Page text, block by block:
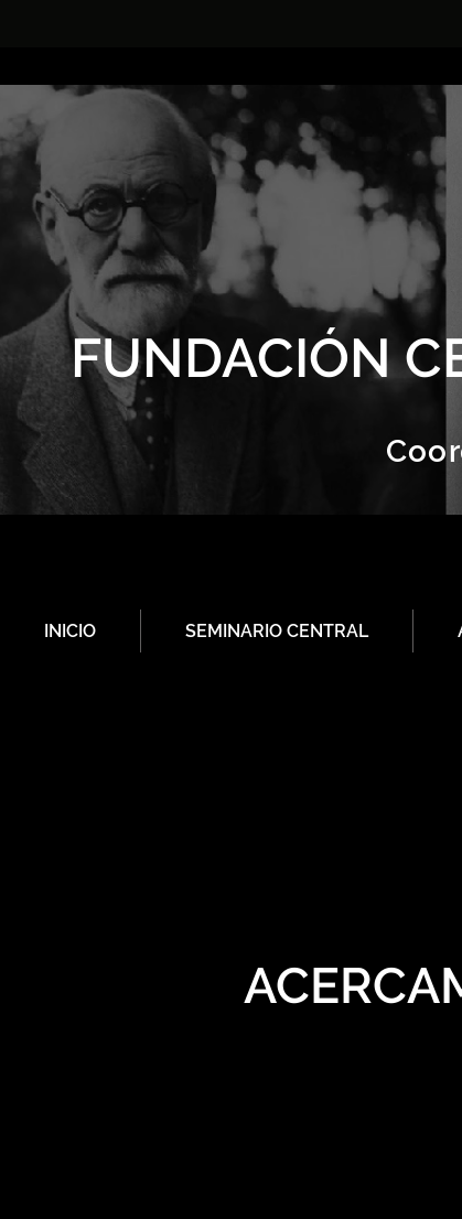
FUNDACIÓN
INICIO SEMINARIO CENTRAL